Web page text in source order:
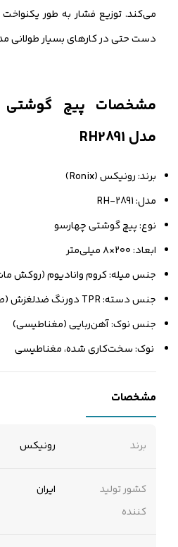
می‌کند. توزیع فشار به طور
دست حتی در کارهای بسیار طولانی
مشخصات پیچ گوشتی
مدل RH2891
برند: رونیکس (Ronix)
مدل: RH-2891
نوع: پیچ گوشتی چهارسو
ابعاد: ۲۰۰×۸ میلی‌متر
جنس میله: کروم وانادیوم (روکش
جنس دسته: TPR دورنگ ضدلغزش (طراحی ارگونومیک)
جنس نوک: آهن‌ربایی (مغناطیسی)
نوک: سخت‌کاری شده، مغناطیسی
مشخصات
برند رونیکس
کشور تولید
کننده
ایران